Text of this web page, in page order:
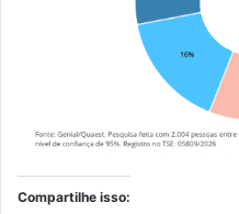
Compartilhe isso: